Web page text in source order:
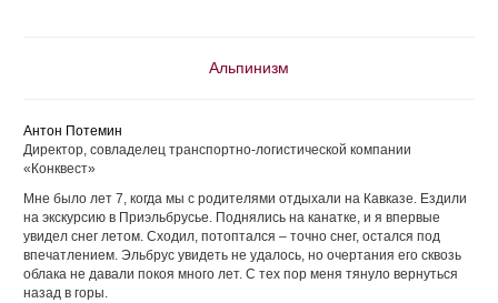
Альпинизм
Антон Потемин
Директор, совладелец транспортно-логистической компании
«Конквест»
Мне было лет 7, когда мы с родителями отдыхали на Кавказе. Ездили
на экскурсию в Приэльбрусье. Поднялись на канатке, и я впервые
увидел снег летом. Сходил, потоптался – точно снег, остался под
впечатлением. Эльбрус увидеть не удалось, но очертания его сквозь
облака не давали покоя много лет. С тех пор меня тянуло вернуться
назад в горы.